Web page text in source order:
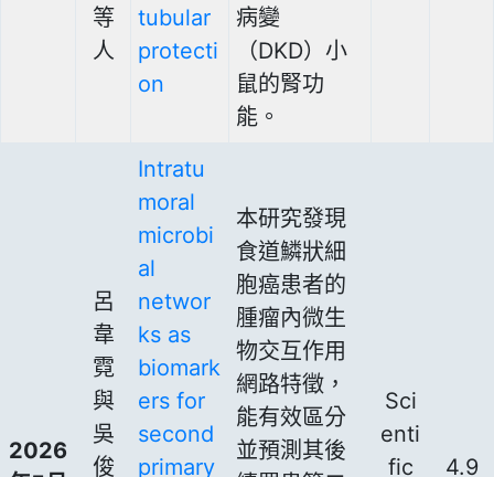
等
人
tubular
protecti
on
病變
（DKD）小
鼠的腎功
能。
2026
呂
韋
霓
與
吳
俊
Intratu
moral
microbi
al
networ
ks as
biomark
ers for
second
primary
本研究發現
食道鱗狀細
胞癌患者的
腫瘤內微生
物交互作用
網路特徵，
能有效區分
並預測其後
Sci
enti
fic
4.9